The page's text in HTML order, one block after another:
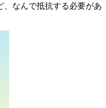
、なんで抵抗する必要があ